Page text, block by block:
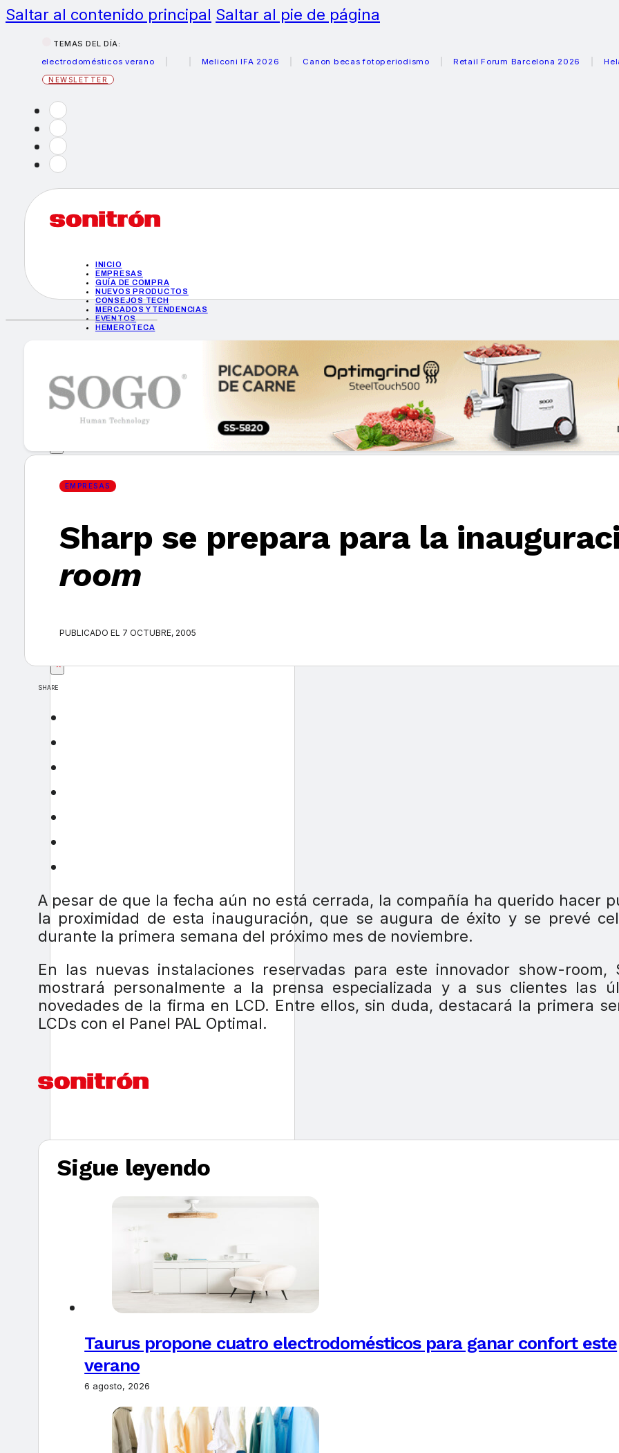
Saltar al contenido principal Saltar al pie de página
TEMAS DEL DÍA:
electrodomésticos verano
Meliconi IFA 2026 Canon becas fotoperiodismo Retail Forum Barcelona 2026
NEWSLETTER
INICIO
EMPRESAS
GUÍA DE COMPRA
NUEVOS PRODUCTOS
CONSEJOS TECH
MERCADOS Y TENDENCIAS
EVENTOS
HEMEROTECA
GUÍA DE COMPRA
NUEVOS PRODUCTOS
CONSEJOS TECH
MERCADOS Y TENDENCIAS
HEMEROTECA
Encuentra tu noticia
×
EMPRESAS
Sharp se prepara para la
room
PUBLICADO EL 7 OCTUBRE, 2005
SHARE
A pesar de que la fecha aún no está cerrada, la compañía ha querido hacer
la proximidad de esta inauguración, que se augura de éxito y se prevé
durante la primera semana del próximo mes de noviembre.
En las nuevas instalaciones reservadas para este innovador show-room,
mostrará personalmente a la prensa especializada y a sus clientes las
novedades de la firma en LCD. Entre ellos, sin duda, destacará la primera
LCDs con el Panel PAL Optimal.
Sigue leyendo
Taurus propone cuatro electrodomésticos para ganar confort este
verano
6 agosto, 2026